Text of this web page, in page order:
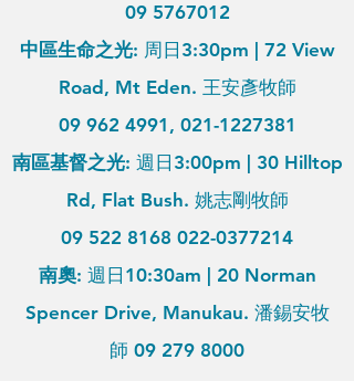
09 5767012
中區生命之光: 周日3:30pm | 72 View
Road, Mt Eden. 王安彥牧師
09 962 4991 , 021-1227381
南區基督之光: 週日3:00pm
30 Hilltop
Rd, Flat Bush. 姚志剛牧師
09 522 8168 022-0377214
南奧: 週日10:30am
20 Norman
Spencer Drive, Manukau. 潘錫安牧
師 09 279 8000